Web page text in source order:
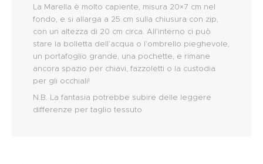
La Marella è molto capiente, misura 20×7 cm nel
fondo, e si allarga a 25 cm sulla chiusura con zip,
con un altezza di 20 cm circa. All’interno ci può
stare la bolletta dell’acqua o l’ombrello pieghevole,
un portafoglio grande, una pochette, e rimane
ancora spazio per chiavi, fazzoletti o la custodia
per gli occhiali!
N.B. La fantasia potrebbe subire delle leggere
differenze per taglio tessuto